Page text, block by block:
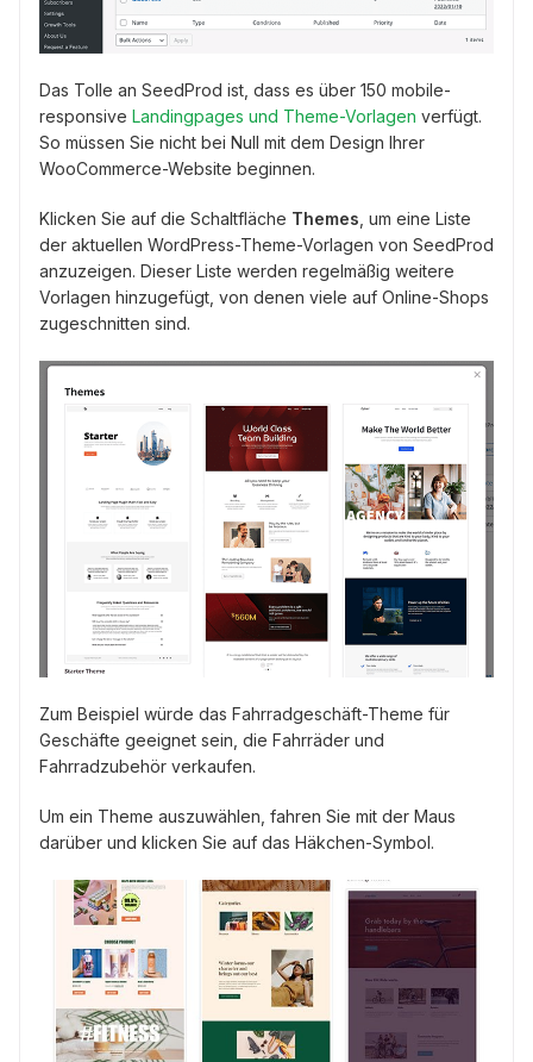
Das Tolle an SeedProd ist, dass es über 150 mobile-
responsive Landingpages und Theme-Vorlagen verfügt.
So müssen Sie nicht bei Null mit dem Design Ihrer
WooCommerce-Website beginnen.
Klicken Sie auf die Schaltfläche Themes , um eine Liste
der aktuellen WordPress-Theme-Vorlagen von SeedProd
anzuzeigen. Dieser Liste werden regelmäßig weitere
Vorlagen hinzugefügt, von denen viele auf Online-Shops
zugeschnitten sind.
Zum Beispiel würde das Fahrradgeschäft-Theme für
Geschäfte geeignet sein, die Fahrräder und
Fahrradzubehör verkaufen.
Um ein Theme auszuwählen, fahren Sie mit der Maus
darüber und klicken Sie auf das Häkchen-Symbol.